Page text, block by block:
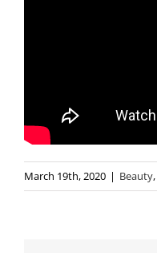
March 19th, 2020 | Beauty,